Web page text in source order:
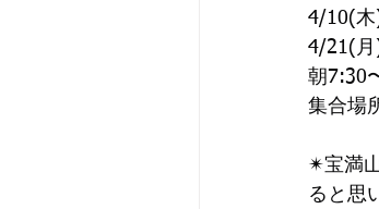
4/10(木
4/21(月
朝7:30
集合場
✴︎宝満
ると思